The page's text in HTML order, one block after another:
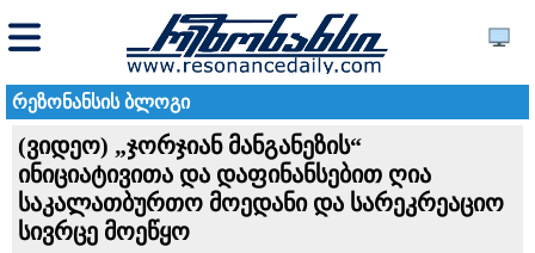
რეზონანსის ბლოგი
(ვიდეო) „ჯორჯიან მანგანეზის“
ინიციატივითა და დაფინანსებით ღია
საკალათბურთო მოედანი და სარეკრეაციო
სივრცე მოეწყო